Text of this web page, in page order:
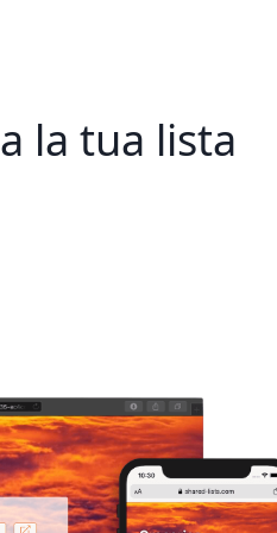
la tua lista